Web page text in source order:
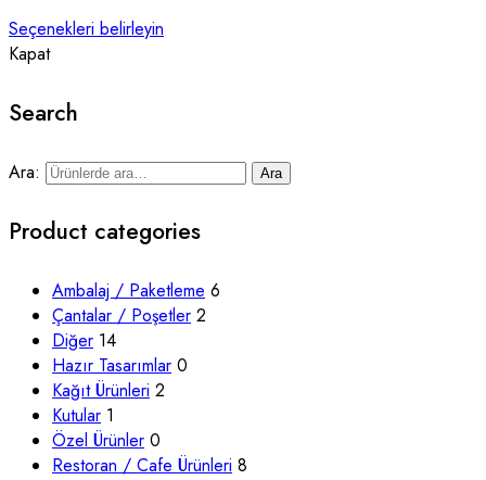
Seçenekleri belirleyin
Kapat
Search
Ara: Ara
Product categories
Ambalaj / Paketleme 6
Çantalar / Poşetler 2
Diğer 14
Hazır Tasarımlar 0
Kağıt Ürünleri 2
Kutular 1
Özel Ürünler 0
Restoran / Cafe Ürünleri 8